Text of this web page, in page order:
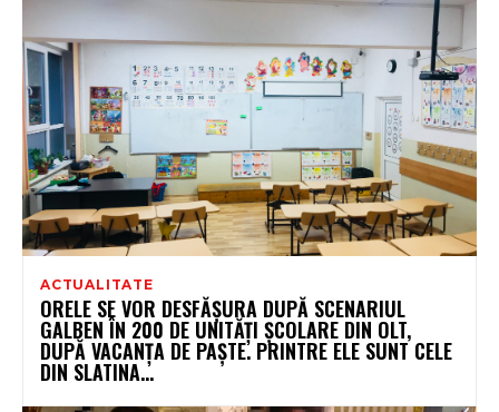
ACTUALITATE
ORELE SE VOR DESFĂȘURA DUPĂ SCENARIUL
GALBEN ÎN 200 DE UNITĂȚI ȘCOLARE DIN OLT,
DUPĂ VACANȚA DE PAȘTE. PRINTRE ELE SUNT CELE
DIN SLATINA...